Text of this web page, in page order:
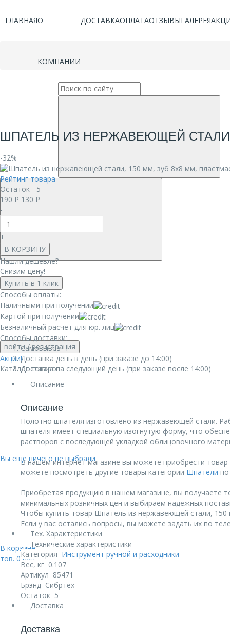
ГЛАВНАЯО
КОМПАНИИ
ДОСТАВКАОПЛАТАОТЗЫВЫГАЛЕРЕЯ
войти/ регистрация
Акции!
Каталог товаров
Вы еще ничего не выбрали
В корзине:
тов. 0руб.
ШПАТЕЛЬ ИЗ НЕРЖАВЕЮЩЕЙ
-32%
Рейтинг товара
Остаток - 5
190 Р 130 Р
-
+
В КОРЗИНУ
Нашли дешевле?
Снизим цену!
Купить в 1 клик
Способы оплаты:
Наличными при получении
Картой при получении
Безналичный расчет для юр. лиц
Способы доставки:
Самовывоз
Доставка день в день (при заказе до 14:00)
Доставка на следующий день (при заказе после 14:00)
Описание
Описание
Полотно шпателя изготовлено из нержавеющей стали.
шпателя имеет специальную изогнутую форму, что
растворов с последующей укладкой облицовочного
В нашем интернет магазине вы можете приобрести
можете посмотреть другие товары категории Шпатели
Приобретая продукцию в нашем магазине, вы получаете
минимальных розничных цен и выбираем надежных
Чтобы купить товар Шпатель из нержавеющей стали, 150
Если у вас остались вопросы, вы можете задать их по
Тех. Характеристики
Технические характеристики
Категория Инструмент ручной и расходники
Вес, кг 0.107
Артикул 85471
Брэнд Сибртех
Остаток 5
Доставка
Доставка